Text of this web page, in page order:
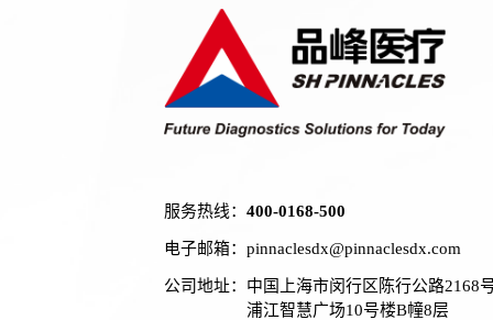
服务热线：400-0168-500
电子邮箱：pinnaclesdx@pinnaclesdx.com
公司地址： 中国上海市闵行区陈行公路2168
浦江智慧广场10号楼B幢8层